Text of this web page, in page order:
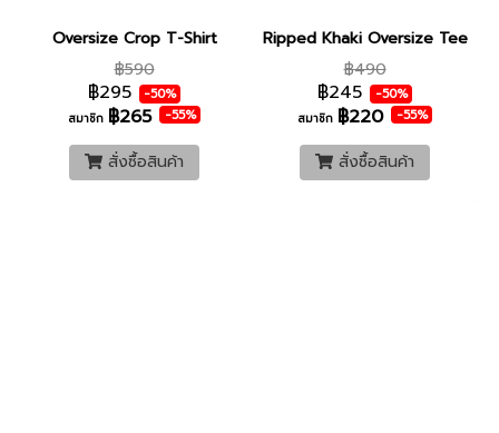
Oversize Crop T-Shirt
฿590
฿295 -50%
สมาชิก ฿265 -55%
สั่งซื้อสินค้า
Ripped Khaki Oversize Tee
฿490
฿245 -50%
สมาชิก ฿220 -55%
สั่งซื้อสินค้า